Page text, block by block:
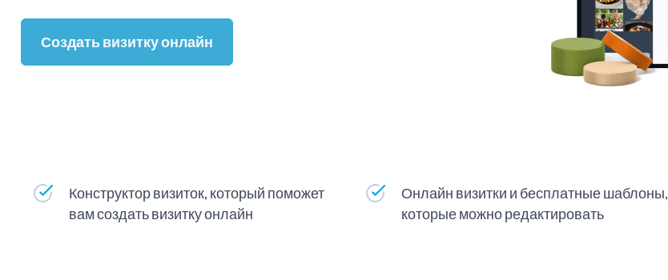
Создать визитку онлайн
Конструктор визиток, который поможет
вам создать визитку онлайн
Онлайн визитки и бесплатные шаблоны,
которые можно редактировать